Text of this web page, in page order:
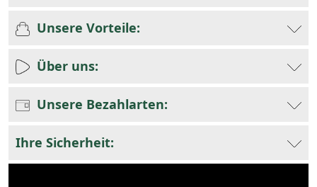
Unsere Vorteile:
Über uns:
Unsere Bezahlarten:
Ihre Sicherheit: